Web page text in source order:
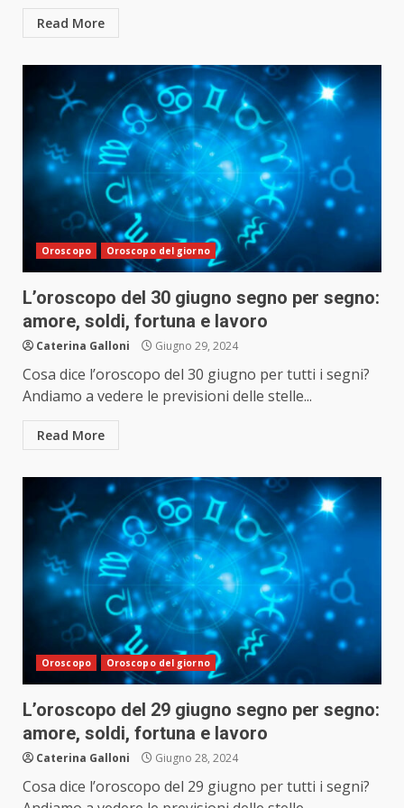
Read More
Oroscopo Oroscopo del giorno
L’oroscopo del 30 giugno segno per segno:
amore, soldi, fortuna e lavoro
Caterina Galloni Giugno 29, 2024
Cosa dice l’oroscopo del 30 giugno per tutti i segni?
Andiamo a vedere le previsioni delle stelle...
Read More
Oroscopo Oroscopo del giorno
L’oroscopo del 29 giugno segno per segno:
amore, soldi, fortuna e lavoro
Caterina Galloni Giugno 28, 2024
Cosa dice l’oroscopo del 29 giugno per tutti i segni?